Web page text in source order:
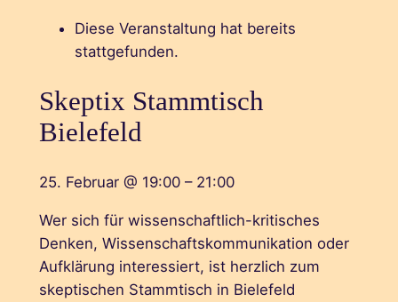
Diese Veranstaltung hat bereits
stattgefunden.
Skeptix Stammtisch
Bielefeld
25. Februar @ 19:00 – 21:00
Wer sich für wissenschaftlich-kritisches
Denken, Wissenschaftskommunikation oder
Aufklärung interessiert, ist herzlich zum
skeptischen Stammtisch in Bielefeld